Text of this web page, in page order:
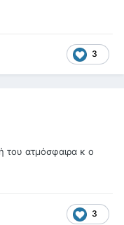
3
του ατμόσφαιρα κ ο
3